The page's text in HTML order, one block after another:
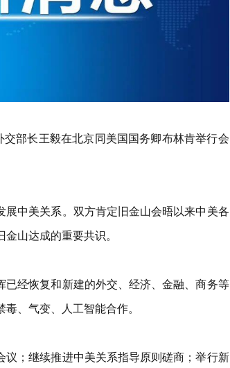
部长王毅在北京同美国国务卿布林肯举行会
中美关系。双方肯定旧金山会晤以来中美各
山达成的重要共识。
经恢复和新建的外交、经济、金融、商务等
、气变、人工智能合作。
；继续推进中美关系指导原则磋商；举行新